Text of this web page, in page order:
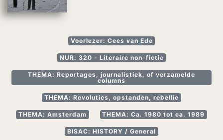
Voorlezer: Cees van Ede
NUR: 320 - Literaire non-fictie
THEMA: Reportages, journalistiek, of verzamelde
columns
THEMA: Revoluties, opstanden, rebellie
THEMA: Amsterdam THEMA: Ca. 1980 tot ca. 1989
BISAC: HISTORY / General